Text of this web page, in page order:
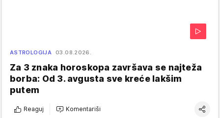
ASTROLOGIJA 03.08.2026.
Za 3 znaka horoskopa završava se najteža
borba: Od 3. avgusta sve kreće lakšim
putem
Reaguj Komentariši